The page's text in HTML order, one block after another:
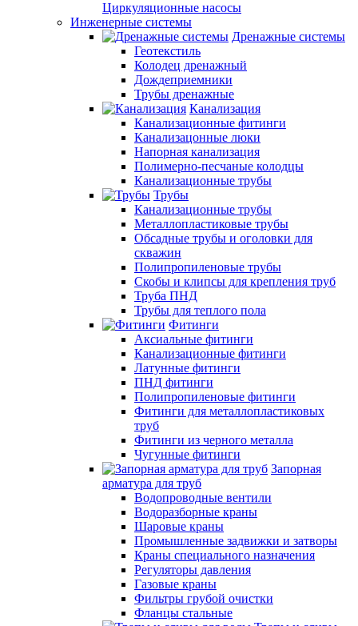
Циркуляционные насосы
Инженерные системы
Дренажные системы
Геотекстиль
Колодец дренажный
Дождеприемники
Трубы дренажные
Канализация
Канализационные фитинги
Канализацонные люки
Напорная канализация
Полимерно-песчаные колодцы
Канализационные трубы
Трубы
Канализационные трубы
Металлопластиковые трубы
Обсадные трубы и оголовки для
скважин
Полипропиленовые трубы
Скобы и клипсы для крепления труб
Труба ПНД
Трубы для теплого пола
Фитинги
Аксиальные фитинги
Канализационные фитинги
Латунные фитинги
ПНД фитинги
Полипропиленовые фитинги
Фитинги для металлопластиковых
труб
Фитинги из черного металла
Чугунные фитинги
Запорная
арматура для труб
Водопроводные вентили
Водоразборные краны
Шаровые краны
Промышленные задвижки и затворы
Краны специального назначения
Регуляторы давления
Газовые краны
Фильтры грубой очистки
Фланцы стальные